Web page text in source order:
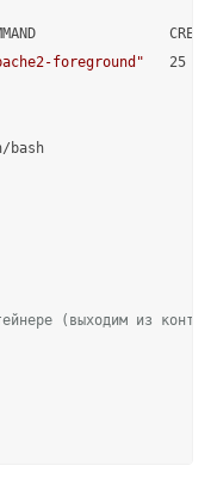
foreground"
25
bash
(выходим из